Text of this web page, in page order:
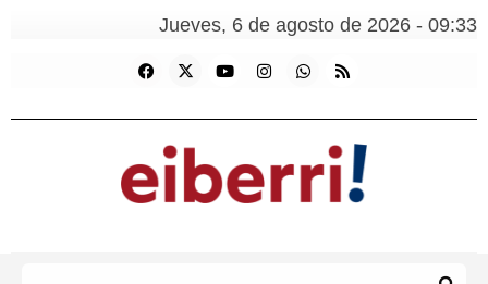
Jueves, 6 de agosto de 2026 - 09:33